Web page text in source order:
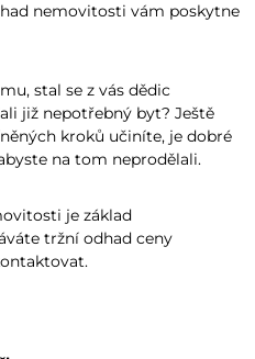
nemovitosti vám poskytne
stal se z vás dědic
již nepotřebný byt? Ještě
kroků učiníte, je dobré
na tom neprodělali.
je základ
tržní odhad ceny